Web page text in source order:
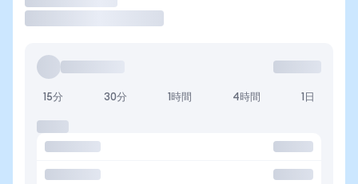
15分 30分 1時間 4時間 1日